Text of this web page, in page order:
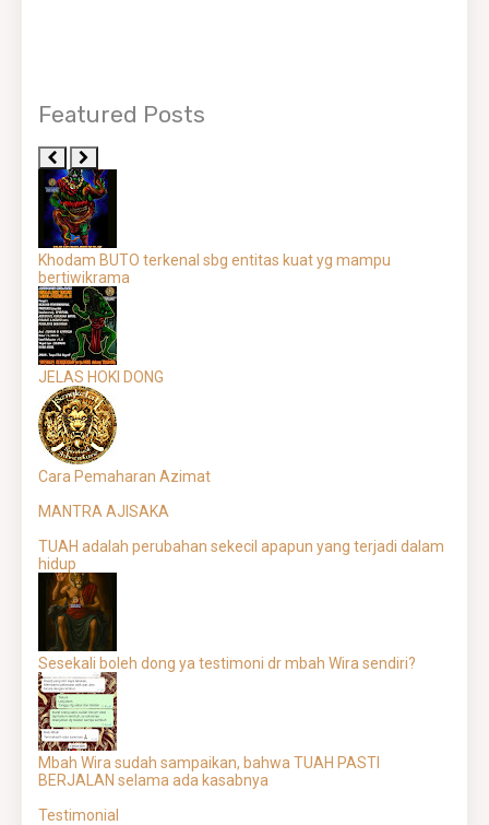
Featured Posts
Khodam BUTO terkenal sbg entitas kuat yg mampu
bertiwikrama
JELAS HOKI DONG
Cara Pemaharan Azimat
MANTRA AJISAKA
TUAH adalah perubahan sekecil apapun yang terjadi dalam
hidup
Sesekali boleh dong ya testimoni dr mbah Wira sendiri?
Mbah Wira sudah sampaikan, bahwa TUAH PASTI
BERJALAN selama ada kasabnya
Testimonial